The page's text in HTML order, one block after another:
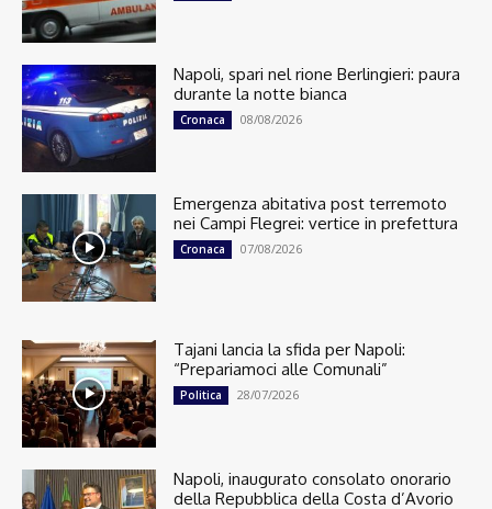
Napoli, spari nel rione Berlingieri: paura
durante la notte bianca
Cronaca 08/08/2026
Emergenza abitativa post terremoto
nei Campi Flegrei: vertice in prefettura
Cronaca 07/08/2026
Tajani lancia la sfida per Napoli:
“Prepariamoci alle Comunali”
Politica 28/07/2026
Napoli, inaugurato consolato onorario
della Repubblica della Costa d’Avorio